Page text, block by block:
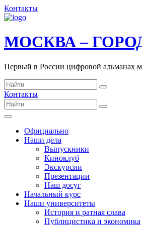
Контакты
МОСКВА –
Первый в России цифровой альманах
Контакты
Официально
Наши дела
Выпускники
Киноклуб
Экскурсии
Презентации
Наш досуг
Начальный курс
Наши университеты
История и ратная слава
Публицистика и экономика